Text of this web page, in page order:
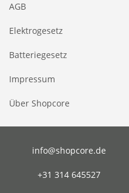
AGB
Elektrogesetz
Batteriegesetz
Impressum
Über Shopcore
info@shopcore.de
+31 314 645527